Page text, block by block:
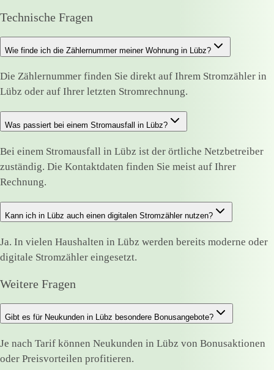
Technische Fragen
Wie finde ich die Zählernummer meiner Wohnung in Lübz?
Die Zählernummer finden Sie direkt auf Ihrem Stromzähler in
Lübz oder auf Ihrer letzten Stromrechnung.
Was passiert bei einem Stromausfall in Lübz?
Bei einem Stromausfall in Lübz ist der örtliche Netzbetreiber
zuständig. Die Kontaktdaten finden Sie meist auf Ihrer
Rechnung.
Kann ich in Lübz auch einen digitalen Stromzähler nutzen?
Ja. In vielen Haushalten in Lübz werden bereits moderne oder
digitale Stromzähler eingesetzt.
Weitere Fragen
Gibt es für Neukunden in Lübz besondere Bonusangebote?
Je nach Tarif können Neukunden in Lübz von Bonusaktionen
oder Preisvorteilen profitieren.